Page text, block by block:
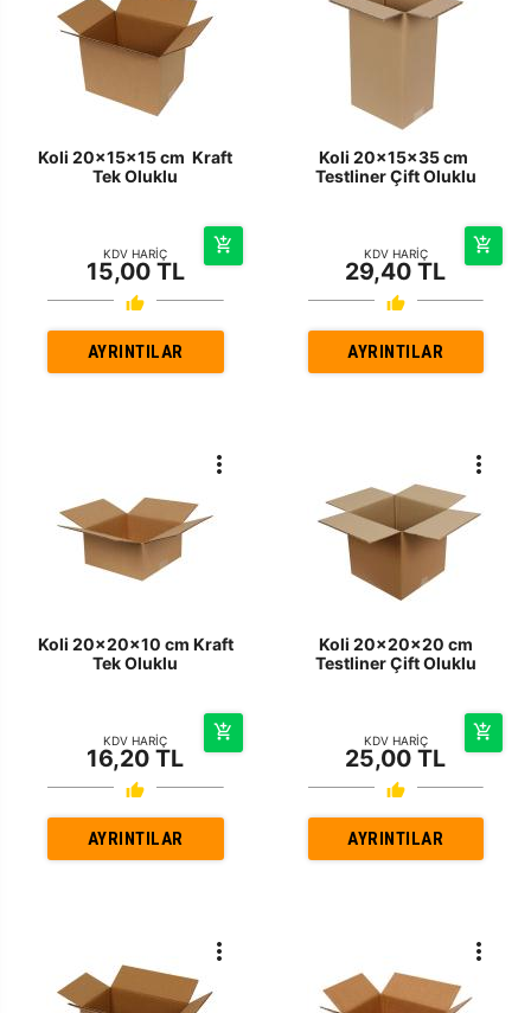
Koli 20x15x15 cm Kraft
Tek Oluklu
KDV HARİÇ
15,00 TL
AYRINTILAR
Koli 20x15x35 cm
Testliner Çift Oluklu
KDV HARİÇ
29,40 TL
AYRINTILAR
Koli 20x20x10 cm Kraft
Tek Oluklu
KDV HARİÇ
16,20 TL
AYRINTILAR
Koli 20x20x20 cm
Testliner Çift Oluklu
KDV HARİÇ
25,00 TL
AYRINTILAR